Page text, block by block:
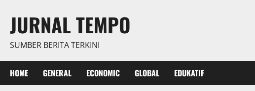
content
JURNAL TEMPO
SUMBER BERITA TERKINI
HOME GENERAL ECONOMIC GLOBAL EDUKATIF